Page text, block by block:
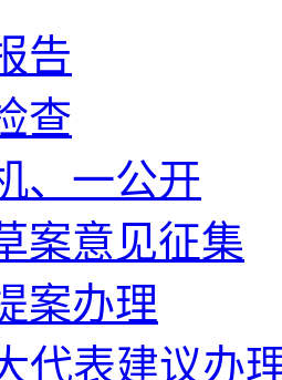
告
查
、一公开
案意见征集
案办理
代表建议办